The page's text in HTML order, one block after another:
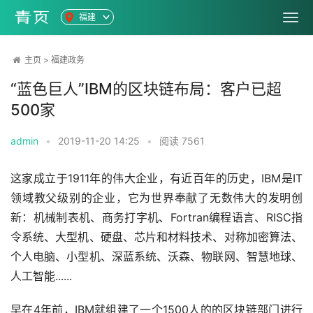
福建
主页 > 福建政务
“蓝色巨人”IBM的区块链布局：客户已超
500家
admin • 2019-11-20 14:25 • 阅读 7561
这家成立于1911年的伟大企业，有近百年的历史，IBM是IT
领域教父级别的企业，它为世界奉献了无数伟大的发明创
新：机械制表机、商务打字机、Fortran编程语言、RISC指
令系统、大型机、硬盘、芯片和材料技术、对称加密算法、
个人电脑、小型机、深蓝系统、沃森、物联网、智慧地球、
人工智能......
早在4年前，IBM就组建了一个1500人的的区块链部门进行